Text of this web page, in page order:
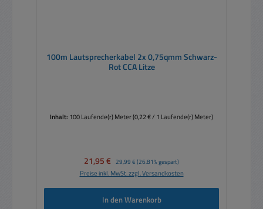
100m Lautsprecherkabel 2x 0,75qmm Schwarz-
Rot CCA Litze
Inhalt: 100 Laufende(r) Meter(0,22 € / 1 Laufende(r) Meter)
Verkaufspreis:
21,95 € Regulärer Preis:
29,99 € (26.81% gespart)
Preise inkl. MwSt. zzgl. Versandkosten
In den Warenkorb